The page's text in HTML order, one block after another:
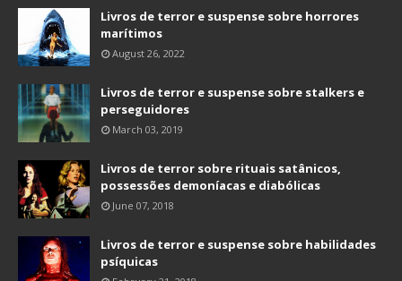
Livros de terror e suspense sobre horrores
marítimos
August 26, 2022
Livros de terror e suspense sobre stalkers e
perseguidores
March 03, 2019
Livros de terror sobre rituais satânicos,
possessões demoníacas e diabólicas
June 07, 2018
Livros de terror e suspense sobre habilidades
psíquicas